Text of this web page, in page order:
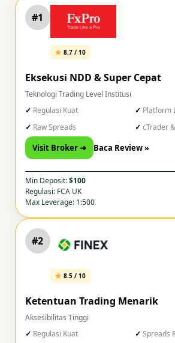
#1
8.7 / 10
Eksekusi NDD & Super Cepat
Teknologi Trading Level Institusi
Regulasi Kuat
Platform
Raw Spreads
cTrader
Visit Broker ➜ Baca Review »
Min Deposit:$100
Regulasi: FCA UK
Max Leverage: 1:500
#2
8.5 / 10
Ketentuan Trading Menarik
Aksesibilitas Tinggi
Regulasi Kuat
Spreads